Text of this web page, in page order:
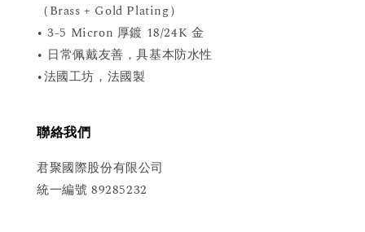
（Brass + Gold Plating）
• 3-5 Micron 厚鍍 18/24K 金
• 日常佩戴友善，具基本防水性
•法國工坊，法國製
聯絡我們
君聚國際股份有限公司
統一編號 89285232